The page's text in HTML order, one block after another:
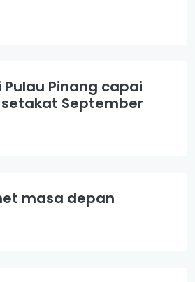
Pulau Pinang capai
September
masa depan